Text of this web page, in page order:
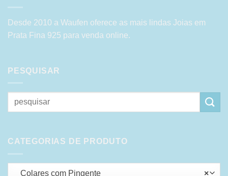
Desde 2010 a Waufen oferece as mais lindas Joias em
Prata Fina 925 para venda online.
PESQUISAR
Pesquisar
por:
CATEGORIAS DE PRODUTO
×
Colares com Pingente